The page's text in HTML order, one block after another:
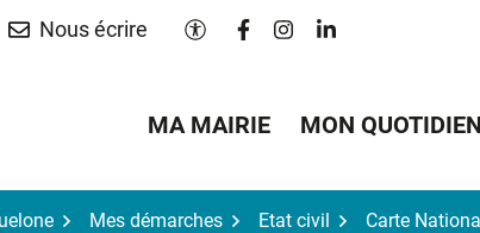
Nous écrire Paramètres d'accessibilité
Lien vers le compte
Lien vers le compte
Lien vers le
MA MAIRIE MON QUOTIDIEN
Mes démarches Etat civil Carte